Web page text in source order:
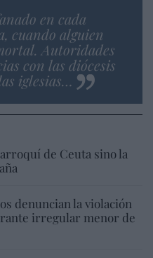
en cada
cuando alguien
Autoridades
con las diócesis
iglesias…
de Ceuta sino la
denuncian la violación
irregular menor de